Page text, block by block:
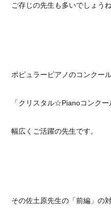
ご存じの先生も多いでしょうね
ポピュラーピアノのコンクール
「クリスタル☆Pianoコンクー
幅広くご活躍の先生です。
その佐土原先生の「前編」の